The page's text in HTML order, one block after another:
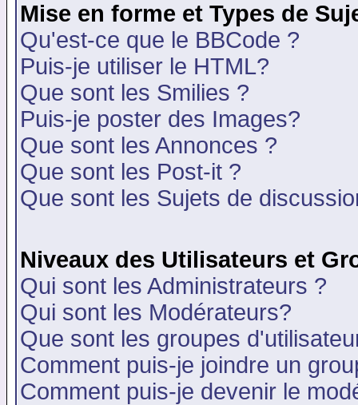
Mise en forme et Types de
Qu'est-ce que le BBCode ?
Puis-je utiliser le HTML?
Que sont les Smilies ?
Puis-je poster des Images?
Que sont les Annonces ?
Que sont les Post-it ?
Que sont les Sujets de
Niveaux des Utilisateurs et
Qui sont les Administrateurs ?
Qui sont les Modérateurs?
Que sont les groupes
Comment puis-je joindre un
Comment puis-je devenir le